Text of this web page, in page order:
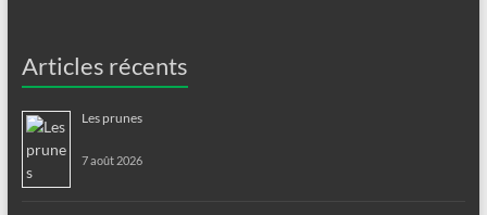
Articles récents
Les prunes
7 août 2026